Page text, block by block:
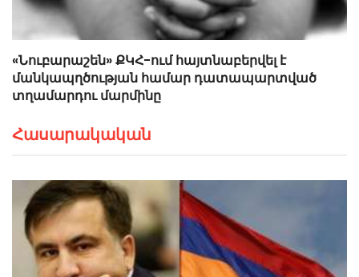
«Նուբարաշեն» ՔԿՀ-ում հայտնաբերվել է
մանկապղծության համար դատապարտված
տղամարդու մարմինը
Հասարակական